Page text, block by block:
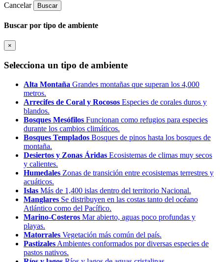
Cancelar Buscar
Buscar por tipo de ambiente
×
Selecciona un tipo de ambiente
Alta Montaña Grandes montañas que superan los 4,000
metros.
Arrecifes de Coral y Rocosos Especies de corales duros y
blandos.
Bosques Mesófilos Funcionan como refugios para especies
durante los cambios climáticos.
Bosques Templados Bosques de pinos hasta los bosques de
montaña.
Desiertos y Zonas Áridas Ecosistemas de climas muy secos
y calientes.
Humedales Zonas de transición entre ecosistemas terrestres y
acuáticos.
Islas Más de 1,400 islas dentro del territorio Nacional.
Manglares Se distribuyen en las costas tanto del océano
Atlántico como del Pacífico.
Marino-Costeros Mar abierto, aguas poco profundas y
playas.
Matorrales Vegetación más común del país.
Pastizales Ambientes conformados por diversas especies de
pastos nativos.